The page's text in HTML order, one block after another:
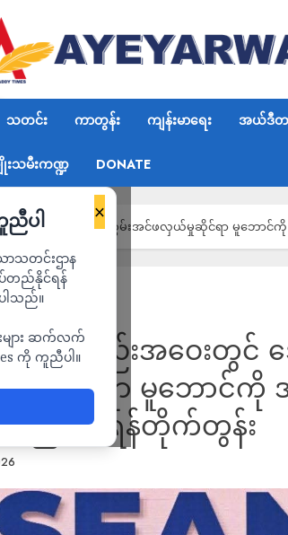
သတင်း ကာတွန်း ကျန်းမာရေး အယ်ဒီတ
းသမီးကဏ္ဍ DONATE
×
ညီပါ
သတင်းဌာန
တည်နိုင်ရန်
သည်။
ျား ဆက်လက်
ကို ကူညီပါ။
းတွင် ဒေသတွင်း စွမ်းအင်ဖလှယ်မှုဆိုင်ရာ မူဘောင်
းအစည်းအဝေးတွင်
မှုဆိုင်ရာ မူဘောင်ကို
ည်ဖော်ရန်တိုက်တွန်း